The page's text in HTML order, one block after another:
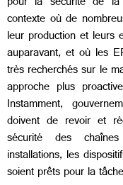
contexte où de
leur production et leurs
auparavant, et où les
très recherchés sur le
approche plus
Instamment,
doivent de revoir et
sécurité des
installations, les
soient prêts pour la